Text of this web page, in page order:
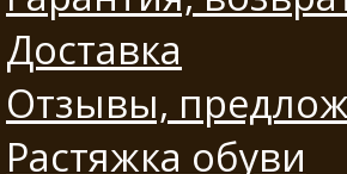
Доставка
Отзывы,
Растяжка обуви